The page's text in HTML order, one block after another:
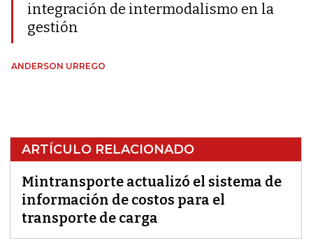
integración de intermodalismo en la
gestión
ANDERSON URREGO
ARTÍCULO RELACIONADO
Mintransporte actualizó el sistema de
información de costos para el
transporte de carga